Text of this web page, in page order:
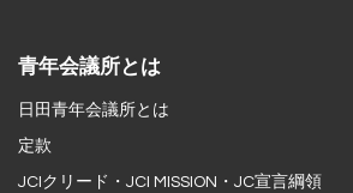
青年会議所とは
日田青年会議所とは
定款
JCIクリード・JCI MISSION・JC宣言綱領